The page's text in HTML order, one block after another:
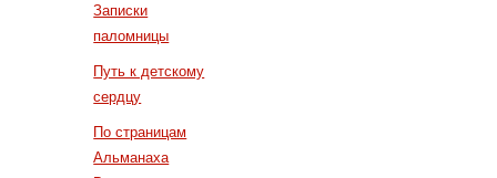
Записки
паломницы
Путь к детскому
сердцу
По страницам
Альманаха